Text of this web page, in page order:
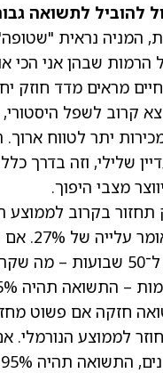
להוביל לתשואה
המניה נראית
הרמות שבהן אני הכי
קרוב לשפל
יתר לטווח ארוך.
שלילי, וזה בדרך
מצבי היפוך.
שבועות,
לממוצע הנע ל־50 שבועות
חזקה אם פשוט
לממוצע הנורמלי.
התשואה תהיה 95%.